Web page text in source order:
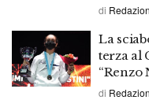
di
La
terza al
“Renzo
di